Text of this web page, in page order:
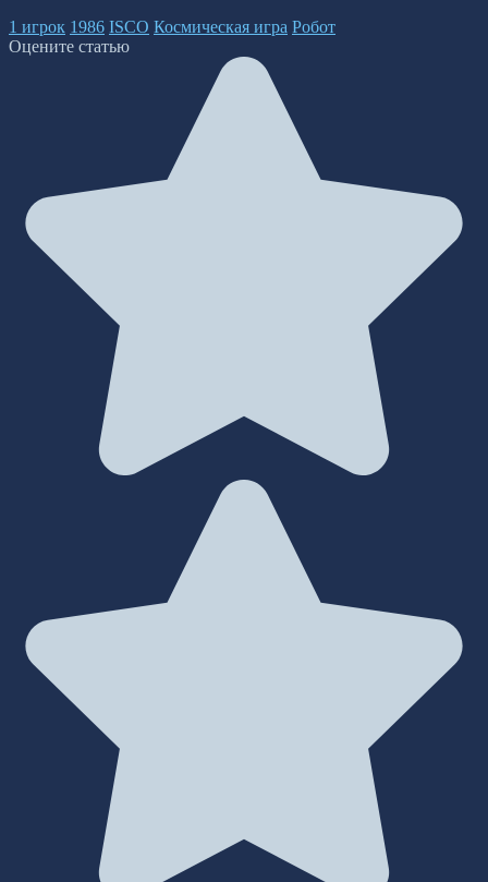
1 игрок 1986 ISCO Космическая игра Робот
Оцените статью